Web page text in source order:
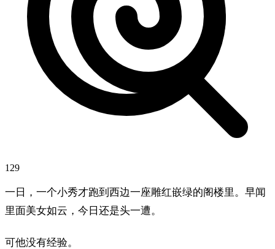
129
一日，一个小秀才跑到西边一座雕红嵌绿的阁楼里。早闻
里面美女如云，今日还是头一遭。
可他没有经验。